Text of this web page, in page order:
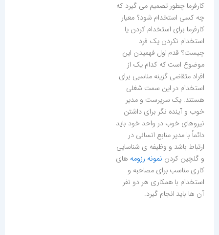
کارفرما چطور تصمیم می گیرد که
چه کسی استخدام شود؟ معیار
کارفرما برای استخدام کردن یا
استخدام نکردن یک فرد
چیست؟ قدم اول فهمیدن این
موضوع است که کدام یک از
افراد متقاضی گزینه مناسبی برای
استخدام در این سمت شغلی
هستند. یک سرپرست و مدیر
خوب و آینده نگر برای داشتن
نیروهای خوب در واحد خود باید
دائماً با مدیر منابع انسانی در
ارتباط باشد و وظیفه ی شناسایی
و گلچین کردن نمونه رزومه های
کاری مناسب برای مصاحبه و
استخدام با همکاری هر دو نفر
آن ها باید انجام گیرد.